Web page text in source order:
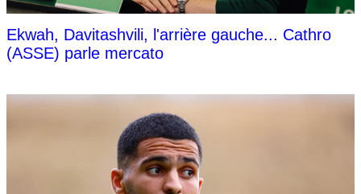
Ekwah, Davitashvili, l'arrière gauche... Cathro
(ASSE) parle mercato